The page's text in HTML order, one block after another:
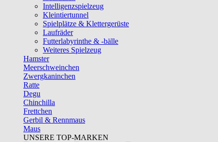
Intelligenzspielzeug
Kleintiertunnel
Spielplätze & Klettergerüste
Laufräder
Futterlabyrinthe & -bälle
Weiteres Spielzeug
Hamster
Meerschweinchen
Zwergkaninchen
Ratte
Degu
Chinchilla
Frettchen
Gerbil & Rennmaus
Maus
UNSERE TOP-MARKEN